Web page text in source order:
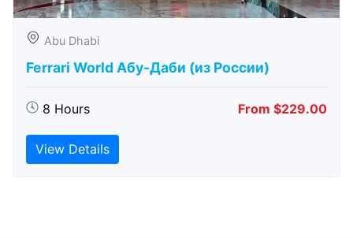
Abu Dhabi
Ferrari World Абу-Даби (из России)
8 Hours From $229.00
View Details